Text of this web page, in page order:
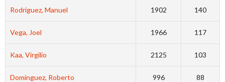
Rodríguez, Manuel 1902 140
Vega, Joel 1966 117
Kaa, Virgilio 2125 103
Dominguez, Roberto 996 88